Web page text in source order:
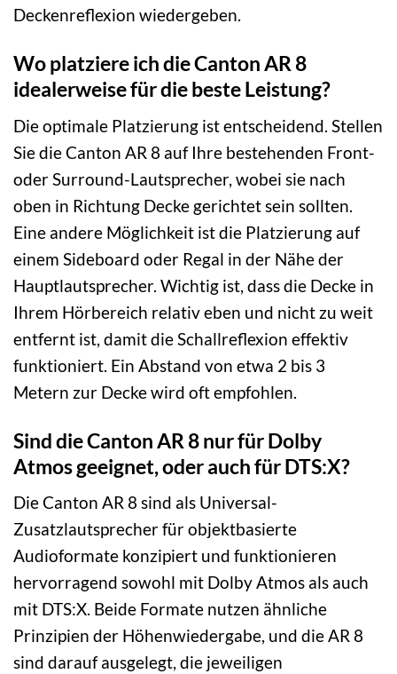
Deckenreflexion wiedergeben.
Wo platziere ich die Canton AR 8
idealerweise für die beste Leistung?
Die optimale Platzierung ist entscheidend. Stellen
Sie die Canton AR 8 auf Ihre bestehenden Front-
oder Surround-Lautsprecher, wobei sie nach
oben in Richtung Decke gerichtet sein sollten.
Eine andere Möglichkeit ist die Platzierung auf
einem Sideboard oder Regal in der Nähe der
Hauptlautsprecher. Wichtig ist, dass die Decke in
Ihrem Hörbereich relativ eben und nicht zu weit
entfernt ist, damit die Schallreflexion effektiv
funktioniert. Ein Abstand von etwa 2 bis 3
Metern zur Decke wird oft empfohlen.
Sind die Canton AR 8 nur für Dolby
Atmos geeignet, oder auch für DTS:X?
Die Canton AR 8 sind als Universal-
Zusatzlautsprecher für objektbasierte
Audioformate konzipiert und funktionieren
hervorragend sowohl mit Dolby Atmos als auch
mit DTS:X. Beide Formate nutzen ähnliche
Prinzipien der Höhenwiedergabe, und die AR 8
sind darauf ausgelegt, die jeweiligen